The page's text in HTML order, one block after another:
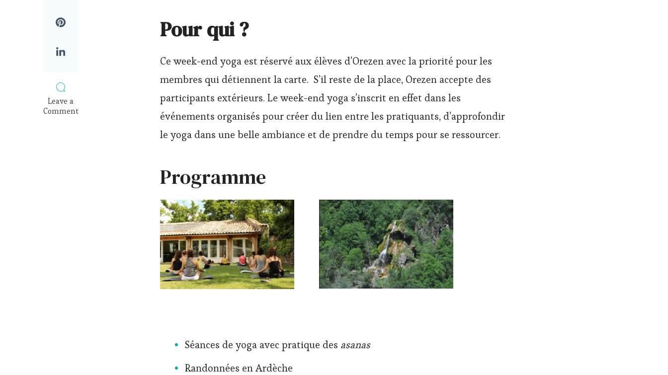
Leave a
Comment
Pour qui ?
Ce week-end yoga est réservé aux élèves d’Orezen avec la priorité pour les
membres qui détiennent la carte. S’il reste de la place, Orezen accepte des
participants extérieurs. Le week-end yoga s’inscrit en effet dans les
événements organisés pour créer du lien entre les pratiquants, d’approfondir
le yoga dans une belle ambiance et de prendre du temps pour se ressourcer.
Programme
Séances de yoga avec pratique des asanas
Randonnées en Ardèche